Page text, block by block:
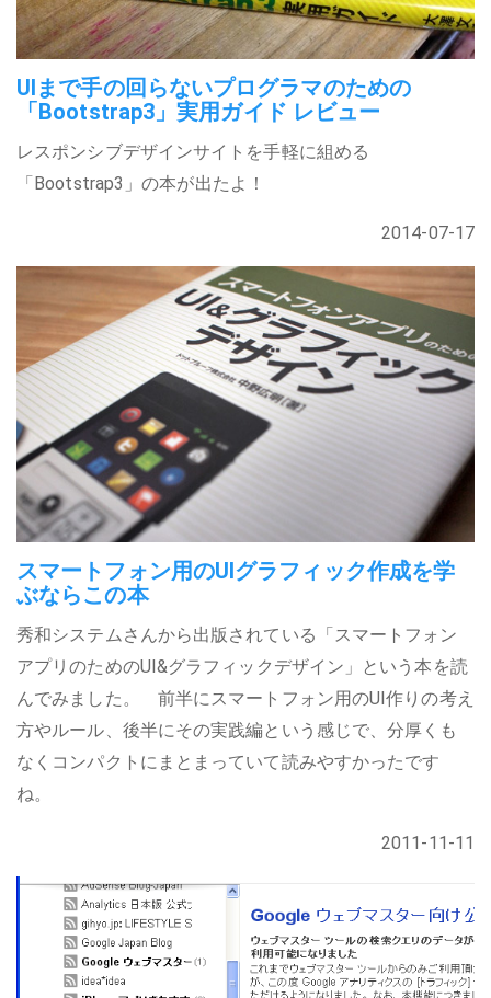
UIまで手の回らないプログラマのための
「Bootstrap3」実用ガイド レビュー
レスポンシブデザインサイトを手軽に組める
「Bootstrap3」の本が出たよ！
2014-07-17
スマートフォン用のUIグラフィック作成を学
ぶならこの本
秀和システムさんから出版されている「スマートフォン
アプリのためのUI&グラフィックデザイン」という本を読
んでみました。 前半にスマートフォン用のUI作りの考え
方やルール、後半にその実践編という感じで、分厚くも
なくコンパクトにまとまっていて読みやすかったです
ね。
2011-11-11